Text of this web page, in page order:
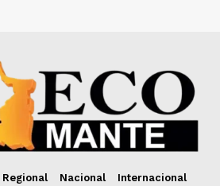
Regional Nacional
Internacional